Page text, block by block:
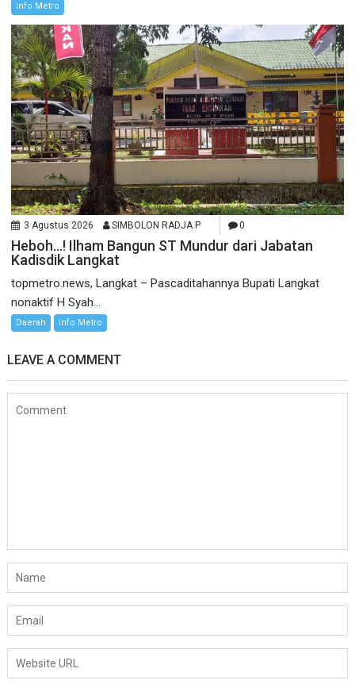
Info Metro
3 Agustus 2026 SIMBOLON RADJA P 0
Heboh…! Ilham Bangun ST Mundur dari Jabatan
Kadisdik Langkat
topmetro.news, Langkat – Pascaditahannya Bupati Langkat
nonaktif H Syah...
Daerah Info Metro
LEAVE A COMMENT